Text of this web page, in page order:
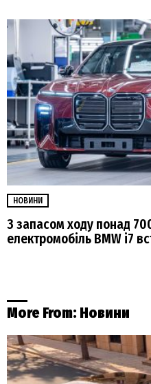
НОВИНИ
З запасом ходу понад
електромобіль BMW i7
More From: Новини